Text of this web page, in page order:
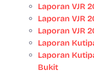
Laporan VJR
Laporan VJR
Laporan VJR
Laporan
Laporan
Bukit